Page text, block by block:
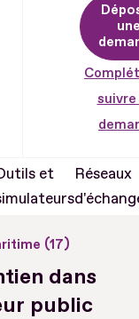
suivre
et
Réseaux
(17)
dans
public